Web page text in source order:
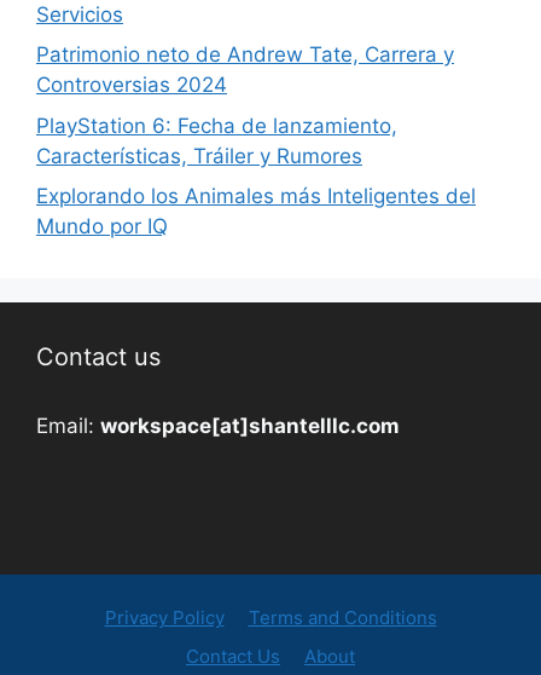
Servicios
Patrimonio neto de Andrew Tate, Carrera y
Controversias 2024
PlayStation 6: Fecha de lanzamiento,
Características, Tráiler y Rumores
Explorando los Animales más Inteligentes del
Mundo por IQ
Contact us
Email: workspace[at]shantelllc.com
Privacy Policy
Terms and Conditions
Contact Us
About